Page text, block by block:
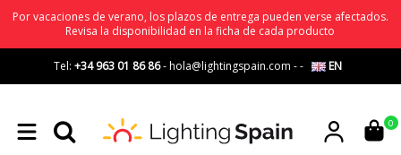
Por vacaciones de verano, los plazos de entrega pueden verse afectados.
Revisa la disponibilidad en la ficha de cada producto
Tel: +34 963 01 86 86-hola@lightingspain.com -- EN
0